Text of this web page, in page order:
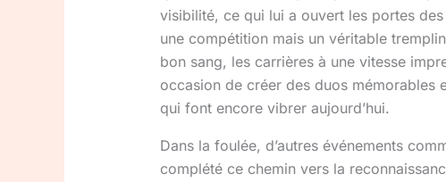
visibilité, ce qui lui a ouvert les portes des
une compétition mais un véritable
bon sang, les carrières à une vitesse
occasion de créer des duos mémorables
qui font encore vibrer aujourd’hui.
Dans la foulée, d’autres événements
complété ce chemin vers la